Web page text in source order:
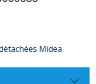
Midea